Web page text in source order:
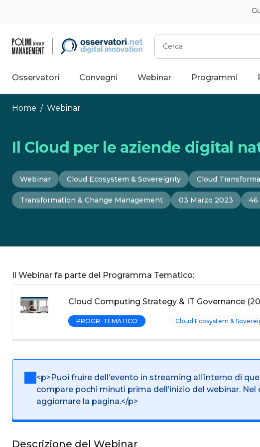
Cerca
Osservatori Convegni Webinar Programmi
Home / Webinar
Il Cloud per le aziende digital
Webinar Cloud Ecosystem & Sovereignty Cloud
Transformation & Change Management 03 Marzo 2023 46
Il Webinar fa parte del Programma Tematico:
Cloud Computing Strategy & IT Governance
PROGR. TEMATICO Cloud Ecosystem &
<p>Puoi fruire dell’evento in streaming all’interno di
compare pochi minuti prima dell’inizio del webinar.
aggiornare la pagina.</p>
Descrizione del Webinar